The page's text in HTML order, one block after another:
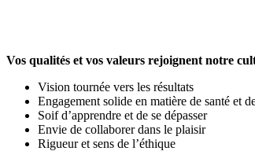
Vos qualités et vos valeurs rejoignent notre
Vision tournée vers les résultats
Engagement solide en matière de santé et
Soif d’apprendre et de se dépasser
Envie de collaborer dans le plaisir
Rigueur et sens de l’éthique